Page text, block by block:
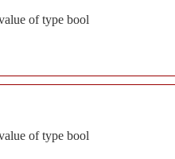
of type bool
of type bool